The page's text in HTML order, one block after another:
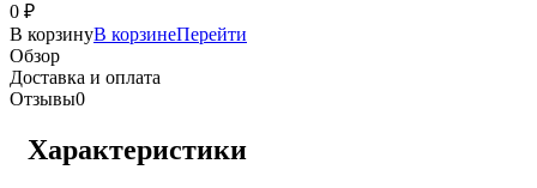
0 ₽
В корзинуВ корзинеПерейти
Обзор
Доставка и оплата
Отзывы0
Характеристики